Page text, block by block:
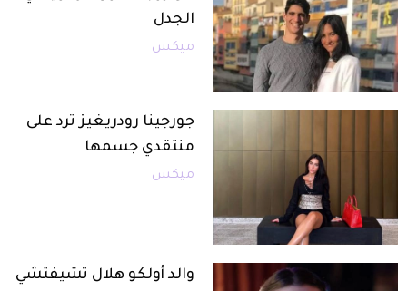
الجدل
ميكس
جورجينا رودريغيز ترد على
منتقدي جسمها
ميكس
والد أولكو هلال تشيفتشي